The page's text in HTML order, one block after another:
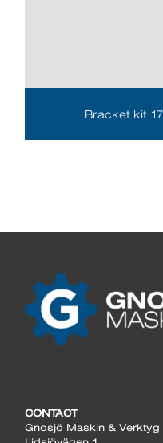
Bracket kit
CONTACT
Gnosjö Maskin & Verktyg